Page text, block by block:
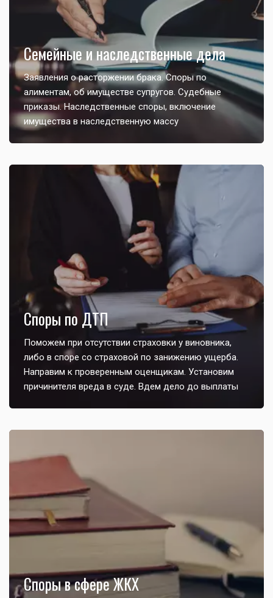
Семейные и наследственные дела
Заявления о расторжении брака. Споры по
алиментам, об имуществе супругов. Судебные
приказы. Наследственные споры, включение
имущества в наследственную массу
Споры по ДТП
Поможем при отсутствии страховки у виновника,
либо в споре со страховой по занижению ущерба.
Направим к проверенным оценщикам. Установим
причинителя вреда в суде. Вдем дело до выплаты
Споры в сфере ЖКХ